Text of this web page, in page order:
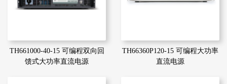
TH661000-40-15 可编程双向回
馈式大功率直流电源
TH66360P120-15 可编程大功率
直流电源